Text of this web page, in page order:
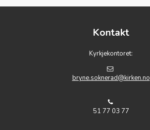
Kontakt
Kyrkjekontoret:
bryne.soknerad@kirken.no
51 77 03 77